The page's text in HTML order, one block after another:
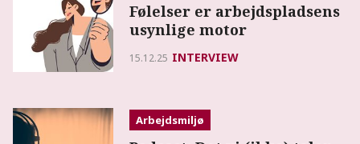
Følelser er arbejdspladsens
usynlige motor
15.12.25 INTERVIEW
Arbejdsmiljø